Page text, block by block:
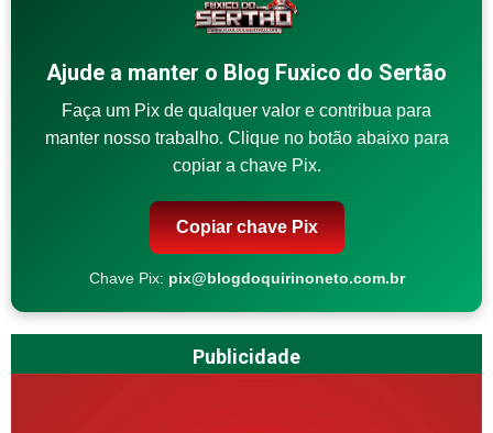
Ajude a manter o Blog Fuxico do Sertão
Faça um Pix de qualquer valor e contribua para
manter nosso trabalho. Clique no botão abaixo para
copiar a chave Pix.
Copiar chave Pix
Chave Pix: pix@blogdoquirinoneto.com.br
Publicidade